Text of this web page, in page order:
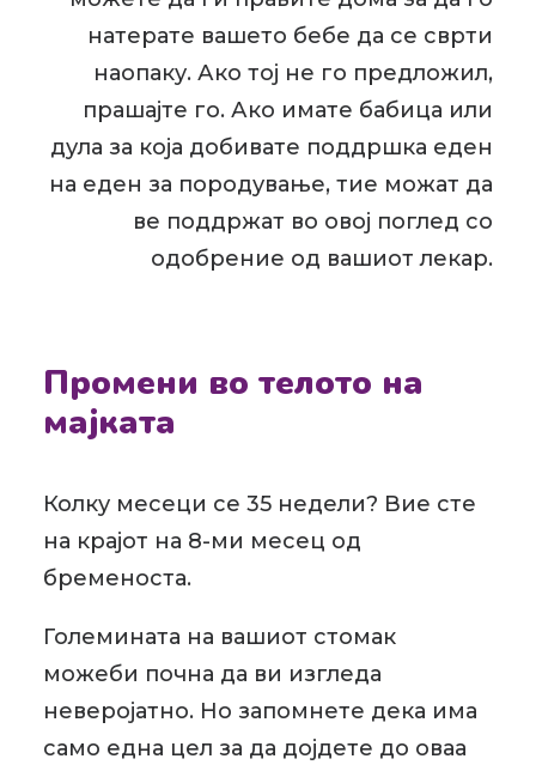
натерате вашето бебе да се сврти
наопаку. Ако тој не го предложил,
прашајте го. Ако имате бабица или
дула за која добивате поддршка еден
на еден за породување, тие можат да
ве поддржат во овој поглед со
одобрение од вашиот лекар.
Промени во телото на
мајката
Колку месеци се 35 недели? Вие сте
на крајот на 8-ми месец од
бременоста.
Големината на вашиот стомак
можеби почна да ви изгледа
неверојатно. Но запомнете дека има
само една цел за да дојдете до оваа